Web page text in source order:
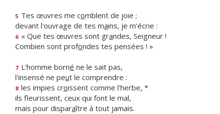
5 Tes œuvres me comblent de joie ;
devant l'ouvrage de tes mains, je m'écrie :
6 « Que tes œuvres sont grandes, Seigneur !
Combien sont profondes tes pensées ! »
7 L'homme borné ne le sait pas,
l'insensé ne peut le comprendre :
8 les impies croissent comme l'herbe, *
ils fleurissent, ceux qui font le mal,
mais pour disparaître à tout jamais.